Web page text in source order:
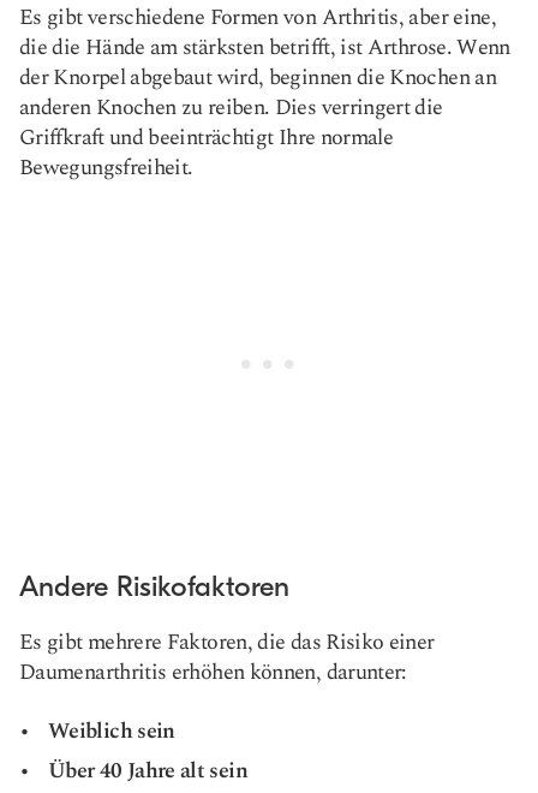
Es gibt verschiedene Formen von Arthritis, aber eine,
die die Hände am stärksten betrifft, ist Arthrose. Wenn
der Knorpel abgebaut wird, beginnen die Knochen an
anderen Knochen zu reiben. Dies verringert die
Griffkraft und beeinträchtigt Ihre normale
Bewegungsfreiheit.
Andere Risikofaktoren
Es gibt mehrere Faktoren, die das Risiko einer
Daumenarthritis erhöhen können, darunter:
Weiblich sein
Über 40 Jahre alt sein